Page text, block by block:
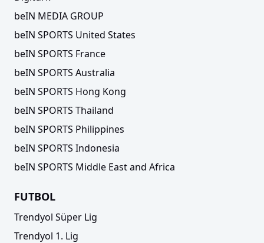
beIN MEDIA GROUP
beIN SPORTS United States
beIN SPORTS France
beIN SPORTS Australia
beIN SPORTS Hong Kong
beIN SPORTS Thailand
beIN SPORTS Philippines
beIN SPORTS Indonesia
beIN SPORTS Middle East and Africa
FUTBOL
Trendyol Süper Lig
Trendyol 1. Lig